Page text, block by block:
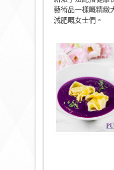
藝術品一樣嘅精緻
減肥嘅女士們。